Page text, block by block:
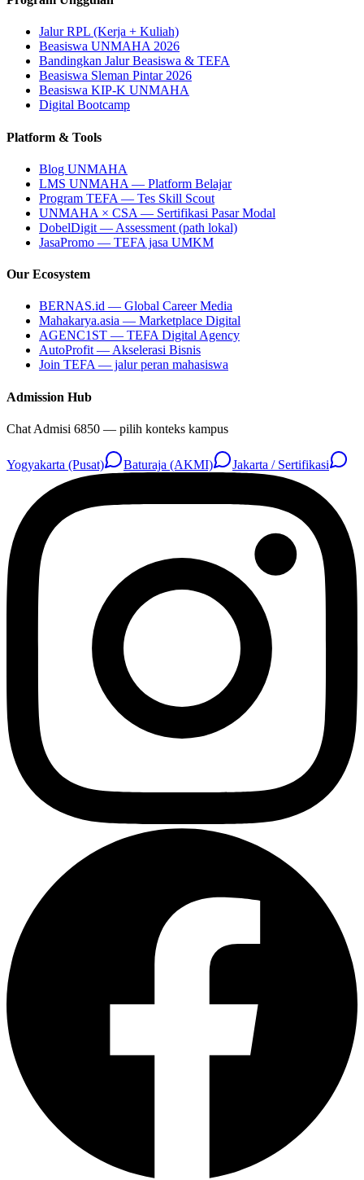
Jalur RPL (Kerja + Kuliah)
Beasiswa UNMAHA 2026
Bandingkan Jalur Beasiswa & TEFA
Beasiswa Sleman Pintar 2026
Beasiswa KIP-K UNMAHA
Digital Bootcamp
Platform & Tools
Blog UNMAHA
LMS UNMAHA — Platform Belajar
Program TEFA — Tes Skill Scout
UNMAHA × CSA — Sertifikasi Pasar Modal
DobelDigit — Assessment (path lokal)
JasaPromo — TEFA jasa UMKM
Our Ecosystem
BERNAS.id — Global Career Media
Mahakarya.asia — Marketplace Digital
AGENC1ST — TEFA Digital Agency
AutoProfit — Akselerasi Bisnis
Join TEFA — jalur peran mahasiswa
Admission Hub
Chat Admisi 6850 — pilih konteks kampus
Yogyakarta (Pusat) Baturaja (AKMI) Jakarta / Sertifikasi